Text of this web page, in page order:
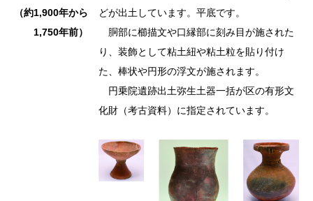
（約1,900年から
1,750年前）
どが出土しています。平底です。
胴部に櫛描文や口縁部に刻み目が施された
り、装飾として粘土紐や粘土粒を貼り付け
た、棒状や円形の浮文が施されます。
円乗院遺跡出土弥生土器一括が区の有形文
化財（考古資料）に指定されています。